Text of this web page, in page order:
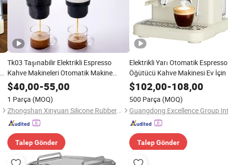
Tk03 Taşınabilir Elektrikli Espresso
Kahve Makineleri Otomatik Makine
Kapsül İtalyan Dış Mekan için
$40,00-55,00
1 Parça (MOQ)
Zhongshan Xinyuan Silicone Rubber Co. Ltd
Talep Gönder
Elektrikli Yarı Otomatik Espresso
Öğütücü Kahve Makinesi Ev İçin
$102,00-108,00
500 Parça (MOQ)
Talep Gönder